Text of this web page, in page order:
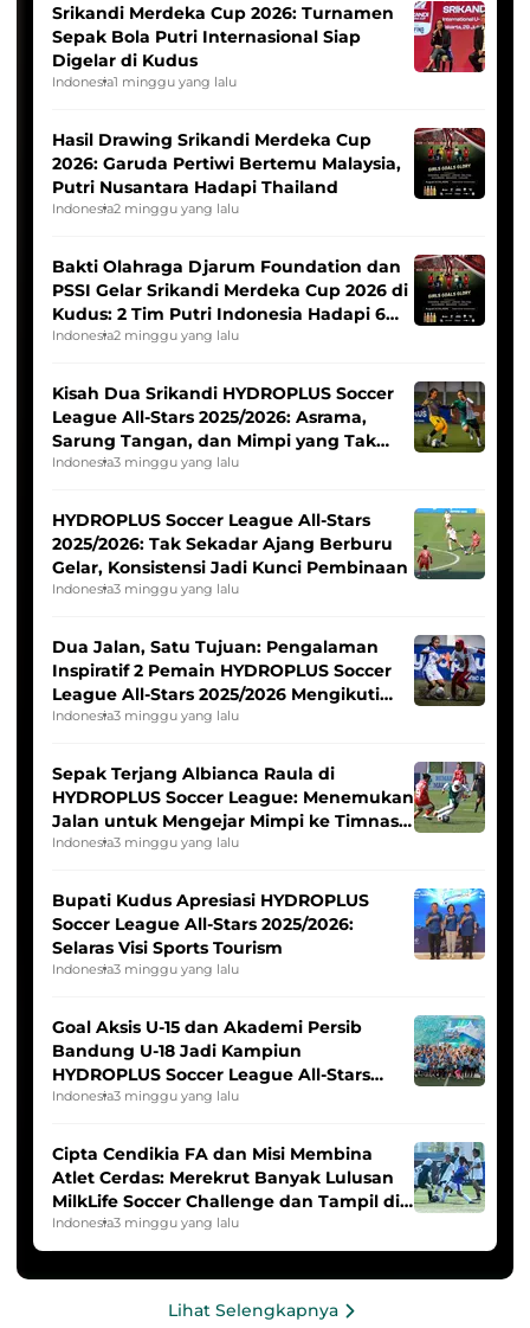
Srikandi Merdeka Cup 2026: Turnamen
Sepak Bola Putri Internasional Siap
Digelar di Kudus
Indonesia1 minggu yang lalu
Hasil Drawing Srikandi Merdeka Cup
2026: Garuda Pertiwi Bertemu Malaysia,
Putri Nusantara Hadapi Thailand
Indonesia2 minggu yang lalu
Bakti Olahraga Djarum Foundation dan
PSSI Gelar Srikandi Merdeka Cup 2026 di
Kudus: 2 Tim Putri Indonesia Hadapi 6
Tim Asia
Indonesia2 minggu yang lalu
Kisah Dua Srikandi HYDROPLUS Soccer
League All-Stars 2025/2026: Asrama,
Sarung Tangan, dan Mimpi yang Tak
Pernah Padam
Indonesia3 minggu yang lalu
HYDROPLUS Soccer League All-Stars
2025/2026: Tak Sekadar Ajang Berburu
Gelar, Konsistensi Jadi Kunci Pembinaan
Indonesia3 minggu yang lalu
Dua Jalan, Satu Tujuan: Pengalaman
Inspiratif 2 Pemain HYDROPLUS Soccer
League All-Stars 2025/2026 Mengikuti
Seleksi Timnas Indonesia Putri
Indonesia3 minggu yang lalu
Sepak Terjang Albianca Raula di
HYDROPLUS Soccer League: Menemukan
Jalan untuk Mengejar Mimpi ke Timnas
Indonesia Putri
Indonesia3 minggu yang lalu
Bupati Kudus Apresiasi HYDROPLUS
Soccer League All-Stars 2025/2026:
Selaras Visi Sports Tourism
Indonesia3 minggu yang lalu
Goal Aksis U-15 dan Akademi Persib
Bandung U-18 Jadi Kampiun
HYDROPLUS Soccer League All-Stars
2025/2026
Indonesia3 minggu yang lalu
Cipta Cendikia FA dan Misi Membina
Atlet Cerdas: Merekrut Banyak Lulusan
MilkLife Soccer Challenge dan Tampil di
HYDROPLUS Soccer League
Indonesia3 minggu yang lalu
Lihat Selengkapnya